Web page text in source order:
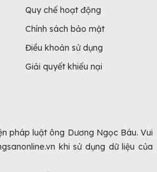
Quy chế hoạt động
Chính sách bảo mật
Điều khoản sử dụng
Giải quyết khiếu nại
pháp luật ông Dương Ngọc Báu. Vui
khi sử dụng dữ liệu của